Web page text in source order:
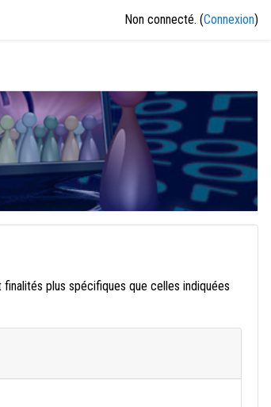
Non connecté. (Connexion)
plus spécifiques que celles indiquées